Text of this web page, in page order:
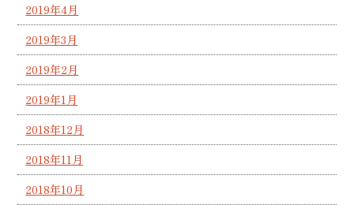
2019年4月
2019年3月
2019年2月
2019年1月
2018年12月
2018年11月
2018年10月